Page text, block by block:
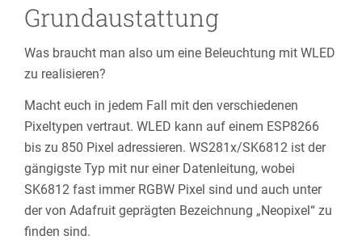
Grundaustattung
Was braucht man also um eine Beleuchtung mit WLED
zu realisieren?
Macht euch in jedem Fall mit den verschiedenen
Pixeltypen vertraut. WLED kann auf einem ESP8266
bis zu 850 Pixel adressieren. WS281x/SK6812 ist der
gängigste Typ mit nur einer Datenleitung, wobei
SK6812 fast immer RGBW Pixel sind und auch unter
der von Adafruit geprägten Bezeichnung „Neopixel“ zu
finden sind.